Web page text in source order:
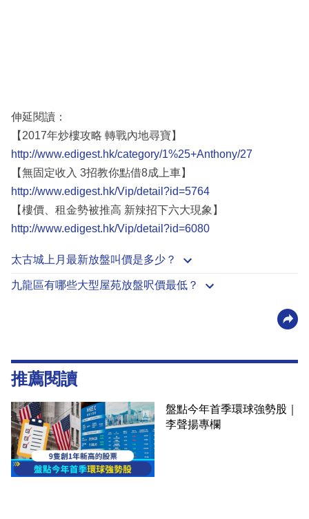
伸延閱讀：
【2017年炒樓攻略 轉戰內地尋寶】
http://www.edigest.hk/category/1%25+Anthony/27
【無固定收入 3招教你點借8成上車】
http://www.edigest.hk/Vip/detail?id=5764
【樓價、租金勢被推高 新辣招下六大現象】
http://www.edigest.hk/Vip/detail?id=6080
太古城上月最新放盤叫價是多少？
九龍區有哪些大型屋苑放盤呎價最低？
推薦閱讀
盤點今年首季環球強勢股｜
李聲揚專欄